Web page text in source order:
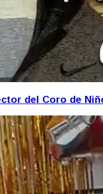
del Coro de